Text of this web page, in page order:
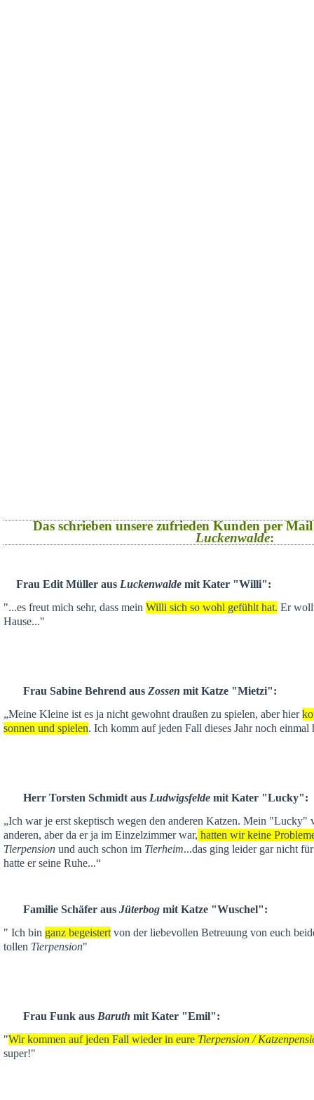
Das schrieben unsere zufrieden Kunden per
Luckenwalde:
Frau Edit Müller aus Luckenwalde mit Kater "Willi":
"...es freut mich sehr, dass mein Willi sich so wohl gefühlt hat. Er
Hause..."
Frau Sabine Behrend aus Zossen mit Katze "Mietzi":
„Meine Kleine ist es ja nicht gewohnt draußen zu spielen, aber hier
sonnen und spielen. Ich komm auf jeden Fall dieses Jahr noch einmal
Herr Torsten Schmidt aus Ludwigsfelde mit Kater "Lucky":
„Ich war je erst skeptisch wegen den anderen Katzen. Mein "Lucky"
anderen, aber da er ja im Einzelzimmer war, hatten wir keine
Tierpension und auch schon im Tierheim...das ging leider gar nicht
hatte er seine Ruhe...“
Familie Schäfer aus Jüterbog mit Katze "Wuschel":
" Ich bin ganz begeistert von der liebevollen Betreuung von euch
tollen Tierpension"
Frau Funk aus Baruth mit Kater "Emil":
"Wir kommen auf jeden Fall wieder in eure Tierpension /
super!"